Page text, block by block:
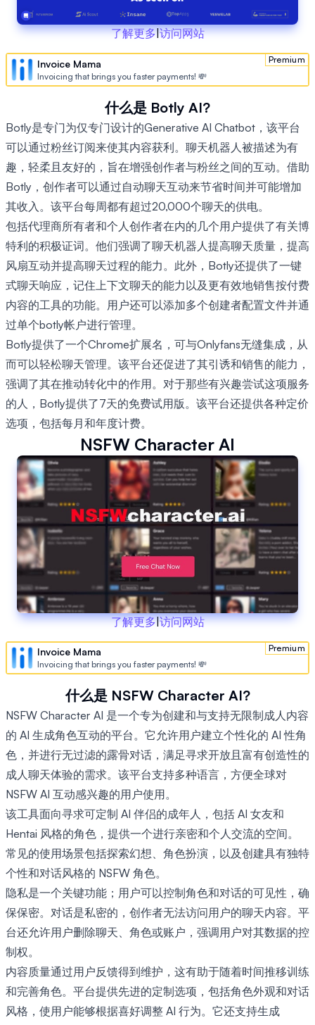
了解更多|访问网站
Premium
Invoice Mama
Invoicing that brings you faster payments! 💸
什么是 Botly AI?
Botly是专门为仅专门设计的Generative AI Chatbot，该平台
可以通过粉丝订阅来使其内容获利。聊天机器人被描述为有
趣，轻柔且友好的，旨在增强创作者与粉丝之间的互动。借助
Botly，创作者可以通过自动聊天互动来节省时间并可能增加
其收入。该平台每周都有超过20,000个聊天的供电。
包括代理商所有者和个人创作者在内的几个用户提供了有关博
特利的积极证词。他们强调了聊天机器人提高聊天质量，提高
风扇互动并提高聊天过程的能力。此外，Botly还提供了一键
式聊天响应，记住上​​下文聊天的能力以及更有效地销售按付费
内容的工具的功能。用户还可以添加多个创建者配置文件并通
过单个botly帐户进行管理。
Botly提供了一个Chrome扩展名，可与Onlyfans无缝集成，从
而可以轻松聊天管理。该平台还促进了其引诱和销售的能力，
强调了其在推动转化中的作用。对于那些有兴趣尝试这项服务
的人，Botly提供了7天的免费试用版。该平台还提供各种定价
选项，包括每月和年度计费。
NSFW Character AI
了解更多|访问网站
Premium
Invoice Mama
Invoicing that brings you faster payments! 💸
什么是 NSFW Character AI?
NSFW Character AI 是一个专为创建和与支持无限制成人内容
的 AI 生成角色互动的平台。它允许用户建立个性化的 AI 性角
色，并进行无过滤的露骨对话，满足寻求开放且富有创造性的
成人聊天体验的需求。该平台支持多种语言，方便全球对
NSFW AI 互动感兴趣的用户使用。
该工具面向寻求可定制 AI 伴侣的成年人，包括 AI 女友和
Hentai 风格的角色，提供一个进行亲密和个人交流的空间。
常见的使用场景包括探索幻想、角色扮演，以及创建具有独特
个性和对话风格的 NSFW 角色。
隐私是一个关键功能；用户可以控制角色和对话的可见性，确
保保密。对话是私密的，创作者无法访问用户的聊天内容。平
台还允许用户删除聊天、角色或账户，强调用户对其数据的控
制权。
内容质量通过用户反馈得到维护，这有助于随着时间推移训练
和完善角色。平台提供先进的定制选项，包括角色外观和对话
风格，使用户能够根据喜好调整 AI 行为。它还支持生成